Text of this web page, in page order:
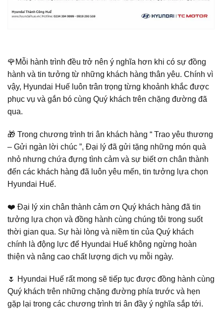
🌹Mỗi hành trình đều trở nên ý nghĩa hơn khi có sự đồng
hành và tin tưởng từ những khách hàng thân yêu. Chính vì
vậy, Hyundai Huế luôn trân trọng từng khoảnh khắc được
phục vụ và gắn bó cùng Quý khách trên chặng đường đã
qua.
🎁 Trong chương trình tri ân khách hàng “ Trao yêu thương
– Gửi ngàn lời chúc ”, Đại lý đã gửi tặng những món quà
nhỏ nhưng chứa đựng tình cảm và sự biết ơn chân thành
đến các khách hàng đã luôn yêu mến, tin tưởng lựa chọn
Hyundai Huế.
❤️ Đại lý xin chân thành cảm ơn Quý khách hàng đã tin
tưởng lựa chọn và đồng hành cùng chúng tôi trong suốt
thời gian qua. Sự hài lòng và niềm tin của Quý khách
chính là động lực để Hyundai Huế không ngừng hoàn
thiện và nâng cao chất lượng dịch vụ mỗi ngày.
🌷 Hyundai Huế rất mong sẽ tiếp tục được đồng hành cùng
Quý khách trên những chặng đường phía trước và hẹn
gặp lại trong các chương trình tri ân đầy ý nghĩa sắp tới.